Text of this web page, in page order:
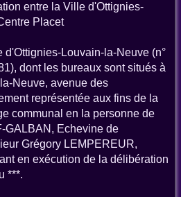
entre la Ville d'Ottignies-
Placet
d'Ottignies-Louvain-la-Neuve (n°
dont les bureaux sont situés à
Neuve, avenue des
représentée aux fins de la
communal en la personne de
GALBAN, Echevine de
Grégory LEMPEREUR,
en exécution de la délibération
***.